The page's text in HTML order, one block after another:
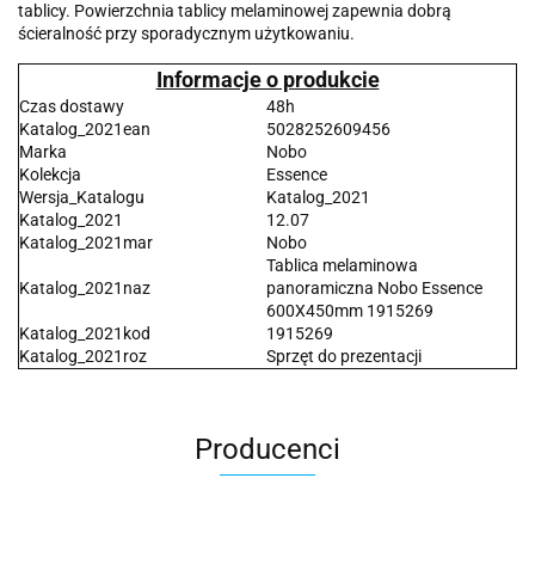
tablicy. Powierzchnia tablicy melaminowej zapewnia dobrą
ścieralność przy sporadycznym użytkowaniu.
Informacje o produkcie
Czas dostawy
48h
Katalog_2021ean
5028252609456
Marka
Nobo
Kolekcja
Essence
Wersja_Katalogu
Katalog_2021
Katalog_2021
12.07
Katalog_2021mar
Nobo
Katalog_2021naz
Tablica melaminowa
panoramiczna Nobo Essence
600X450mm 1915269
Katalog_2021kod
1915269
Katalog_2021roz
Sprzęt do prezentacji
Producenci